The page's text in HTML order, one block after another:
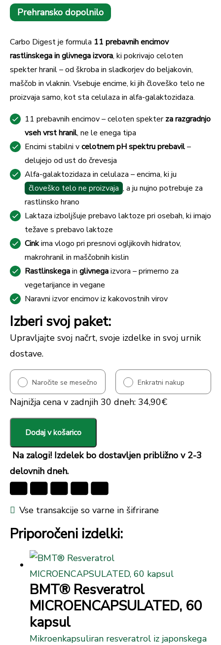
Prehransko dopolnilo
Carbo Digest je formula 11 prebavnih encimov
rastlinskega in glivnega izvora, ki pokrivajo celoten
spekter hranil – od škroba in sladkorjev do beljakovin,
maščob in vlaknin. Vsebuje encime, ki jih človeško telo ne
proizvaja samo, kot sta celulaza in alfa-galaktozidaza.
11 prebavnih encimov – celoten spekterza razgradnjo
vseh vrst hranil, ne le enega tipa
Encimi stabilni vcelotnem pH spektru prebavil–
delujejo od ust do črevesja
Alfa-galaktozidaza in celulaza – encima, ki ju
človeško telo ne proizvaja , a ju nujno potrebuje za
rastlinsko hrano
Laktaza izboljšuje prebavo laktoze pri osebah, ki imajo
težave s prebavo laktoze
Cinkima vlogo pri presnovi ogljikovih hidratov,
makrohranil in maščobnih kislin
Rastlinskegain glivnegaizvora – primerno za
vegetarijance in vegane
Naravni izvor encimov iz kakovostnih virov
Izberi svoj paket:
Upravljajte svoj načrt, svoje izdelke in svoj urnik
dostave.
Enkratni nakup
Naročite se mesečno
Najnižja cena v zadnjih 30 dneh: 34,90€
Dodaj v košarico
Na zalogi! Izdelek bo dostavljen približno v 2-3
delovnih dneh.
Vse transakcije so varne in šifrirane
Priporočeni izdelki:
BMT® Resveratrol
MICROENCAPSULATED, 60
kapsul
Mikroenkapsuliran resveratrol iz japonskega